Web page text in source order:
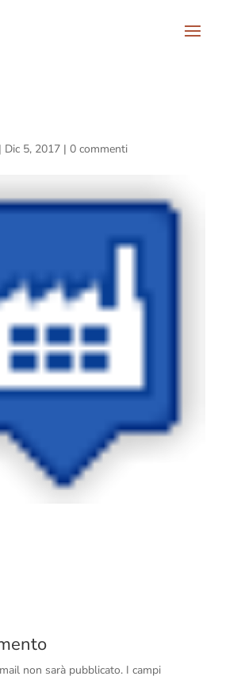
Dic 5, 2017| 0 commenti
non sarà pubblicato. I campi